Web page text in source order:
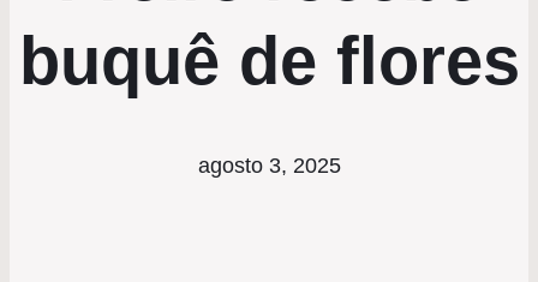
buquê de flores
agosto 3, 2025